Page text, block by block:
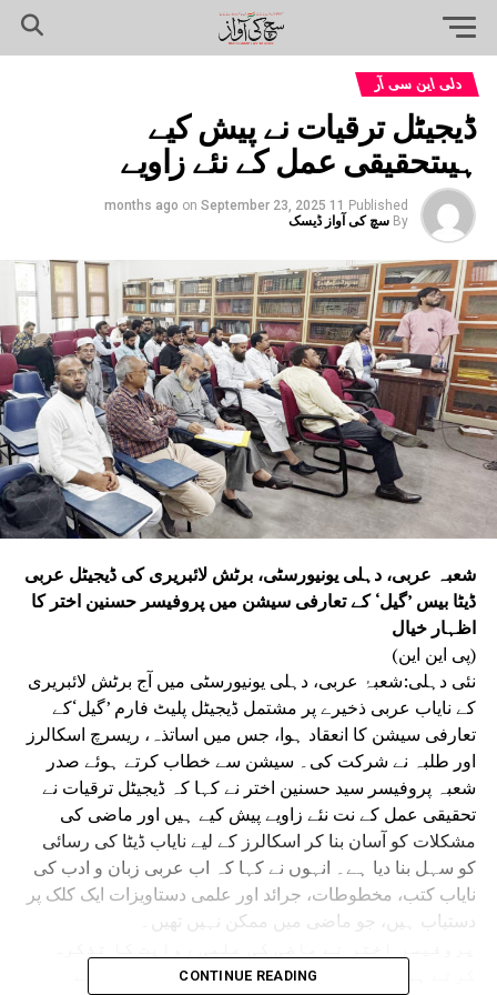
دلی این سی آر
ڈیجیٹل ترقیات نے پیش کیے
ہیںتحقیقی عمل کے نئے زاویے
Published
11 months ago
on September 23, 2025
By سچ کی آواز ڈیسک
شعبہ عربی، دہلی یونیورسٹی، برٹش لائبریری کی ڈیجیٹل عربی
ڈیٹا بیس ’گیل‘ کے تعارفی سیشن میں پروفیسر حسنین اختر کا
اظہار خیال
(پی این این)
نئی دہلی:شعبۂ عربی، دہلی یونیورسٹی میں آج برٹش لائبریری
کے نایاب عربی ذخیرے پر مشتمل ڈیجیٹل پلیٹ فارم ’گیل‘کے
تعارفی سیشن کا انعقاد ہوا، جس میں اساتذہ، ریسرچ اسکالرز
اور طلبہ نے شرکت کی۔ سیشن سے خطاب کرتے ہوئے صدر
شعبہ پروفیسر سید حسنین اختر نے کہا کہ ڈیجیٹل ترقیات نے
تحقیقی عمل کے نت نئے زاویے پیش کیے ہیں اور ماضی کی
مشکلات کو آسان بنا کر اسکالرز کے لیے نایاب ڈیٹا کی رسائی
کو سہل بنا دیا ہے۔ انہوں نے کہا کہ اب عربی زبان و ادب کی
نایاب کتب، مخطوطات، جرائد اور علمی دستاویزات ایک کلک پر
دستیاب ہیں، جو ماضی میں ممکن نہیں تھیں۔
کرتے ہوئے بتایا کہ نایاب علمی مواد کے لیے
CONTINUE READING